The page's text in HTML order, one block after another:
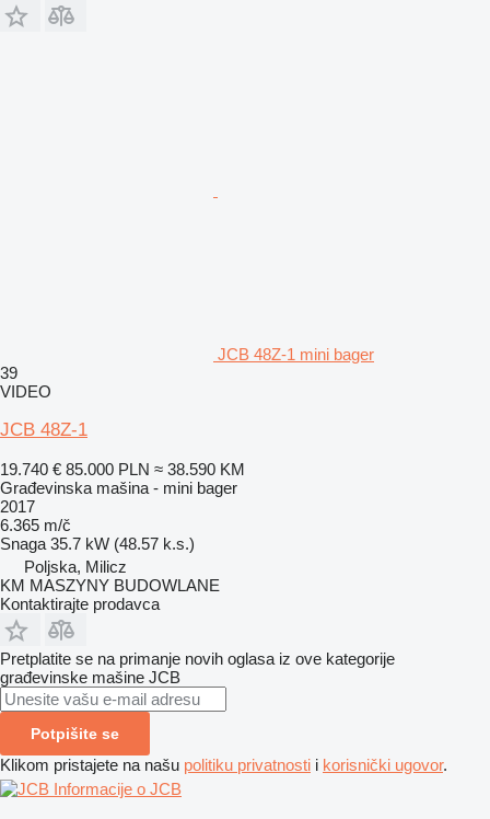
JCB 48Z-1 mini bager
39
VIDEO
JCB 48Z-1
19.740 € 85.000 PLN ≈ 38.590 KM
Građevinska mašina - mini bager
2017
6.365 m/č
Snaga 35.7 kW (48.57 k.s.)
Poljska, Milicz
KM MASZYNY BUDOWLANE
Kontaktirajte prodavca
Pretplatite se na primanje novih oglasa iz ove kategorije
građevinske mašine JCB
Potpišite se
Klikom pristajete na našu politiku privatnosti i korisnički ugovor.
Informacije o JCB